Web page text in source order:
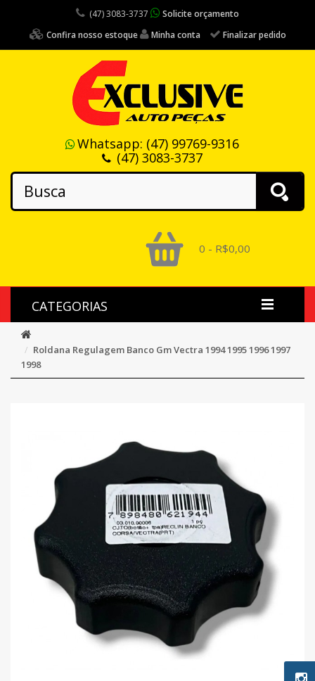
(47) 3083-3737
Solicite orçamento
Confira nosso estoque
Minha conta Finalizar pedido
Whatsapp: (47) 99769-9316
(47) 3083-3737
0 - R$0,00
CATEGORIAS
Roldana Regulagem Banco Gm Vectra 1994 1995 1996 1997
1998